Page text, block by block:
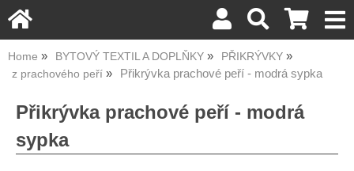
Home BYTOVÝ TEXTIL A DOPLŇKY
PŘIKRÝVKY
z prachového peří
Přikrývka prachové peří - modrá sypka
Přikrývka prachové peří - modrá
sypka